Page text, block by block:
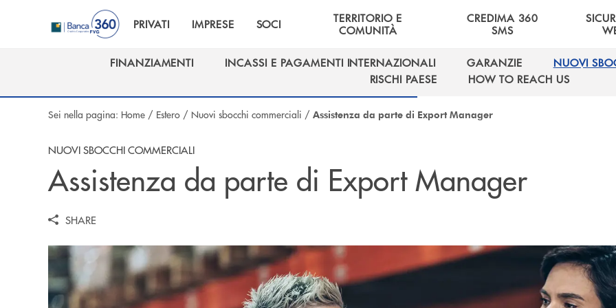
Salta al contenuto principale
PRIVATI IMPRESE SOCI
TERRITORIO E
COMUNITÀ
CREDIMA 360
SMS
FINANZIAMENTI
INCASSI E PAGAMENTI INTERNAZIONALI
INCASSI E PAGAMENTI INTERNAZIONALI
GARANZIE
GARANZIE
NUOVI
NUOVI
RISCHI PAESE
RISCHI PAESE
HOW TO REACH US
Sei nella pagina: Home / Estero / Nuovi sbocchi commerciali / Assistenza da parte di Export Manager
NUOVI SBOCCHI COMMERCIALI
Assistenza da parte di Export Manager
SHARE